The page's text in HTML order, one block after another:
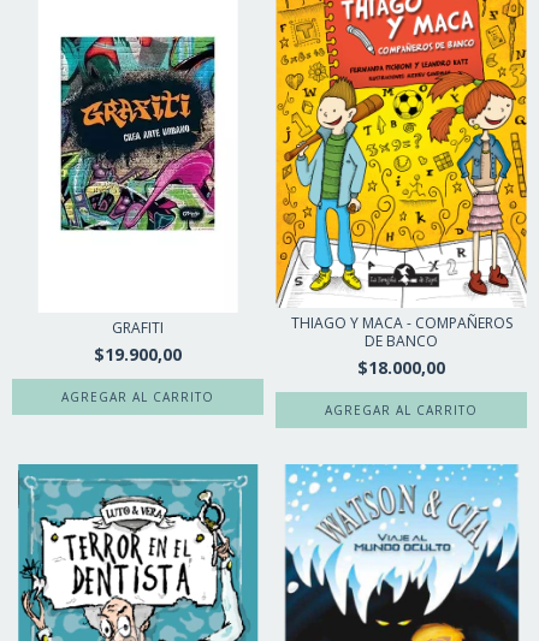
GRAFITI
$19.900,00
THIAGO Y MACA - COMPAÑEROS
DE BANCO
$18.000,00